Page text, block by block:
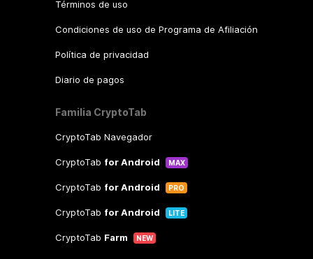
Términos de uso
Condiciones de uso de Programa de Afiliación
Política de privacidad
Diario de pagos
Familia CryptoTab
CryptoTab Navegador
CryptoTab for Android MAX
CryptoTab for Android PRO
CryptoTab for Android LITE
CryptoTab Farm NEW